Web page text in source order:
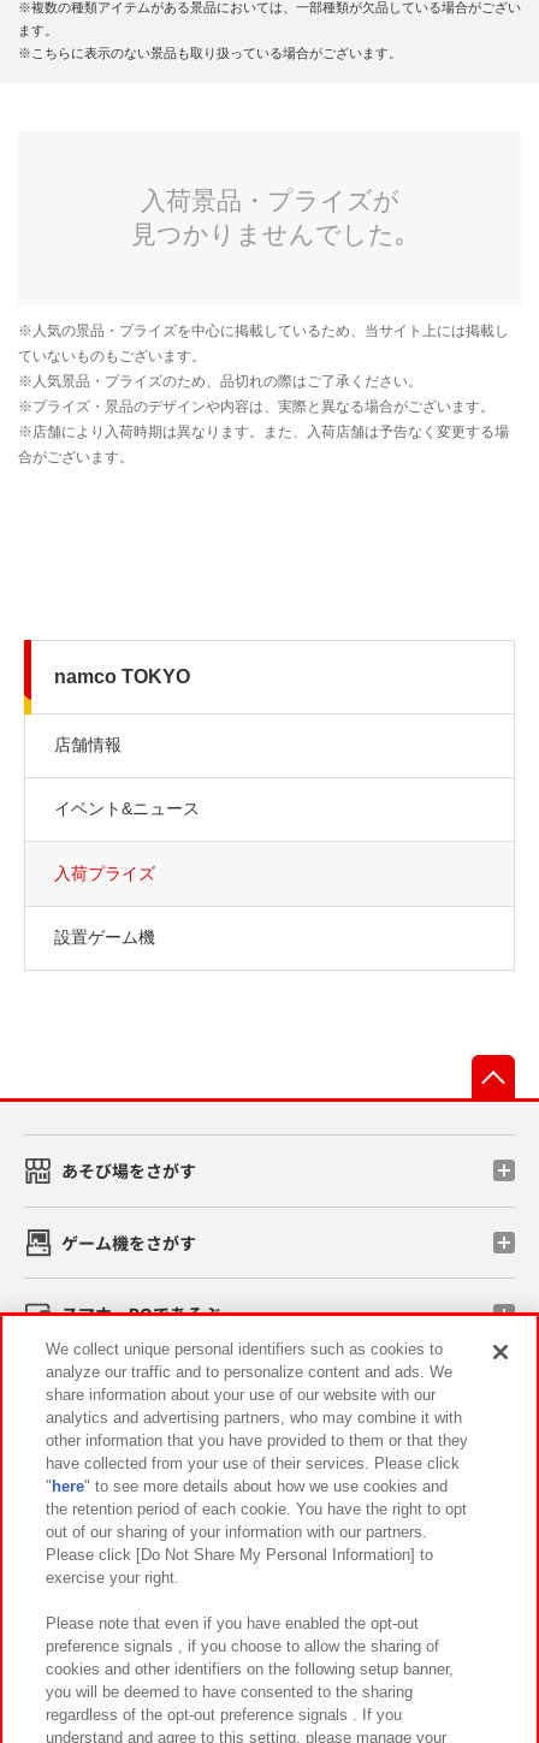
※複数の種類アイテムがある景品においては、一部種類が欠品している場合がござい
ます。
※こちらに表示のない景品も取り扱っている場合がございます。
namco TOKYO
店舗情報
イベント&ニュース
入荷プライズ
設置ゲーム機
あそび場をさがす
ゲーム機をさがす
スマホ・PCであそぶ
イベント・キャンペーン
関連会社 サステナビリティ サイトポリシー
プライバシーポリシー ウェブアクセシビリティ方針と検証結果
お取引先さまとともに
カスタマーハラスメント対応方針 よくあるご質問・お問い合わせ
We collect unique personal identifiers such as cookies to
analyze our traffic and to personalize content and ads. We
share information about your use of our website with our
analytics and advertising partners, who may combine it with
other information that you have provided to them or that they
have collected from your use of their services. Please click
" here" to see more details about how we use cookies and
the retention period of each cookie. You have the right to opt
out of our sharing of your information with our partners.
Please click [Do Not Share My Personal Information] to
exercise your right.
Please note that even if you have enabled the opt-out
preference signals , if you choose to allow the sharing of
cookies and other identifiers on the following setup banner,
you will be deemed to have consented to the sharing
regardless of the opt-out preference signals . If you
understand and agree to this setting, please manage your